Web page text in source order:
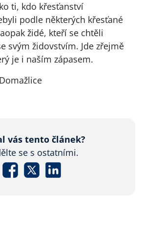
ti, kdo křesťanství
podle některých křesťané
židé, kteří se chtěli
svým židovstvím. Jde zřejmě
je i naším zápasem.
vás tento článek?
se s ostatními.